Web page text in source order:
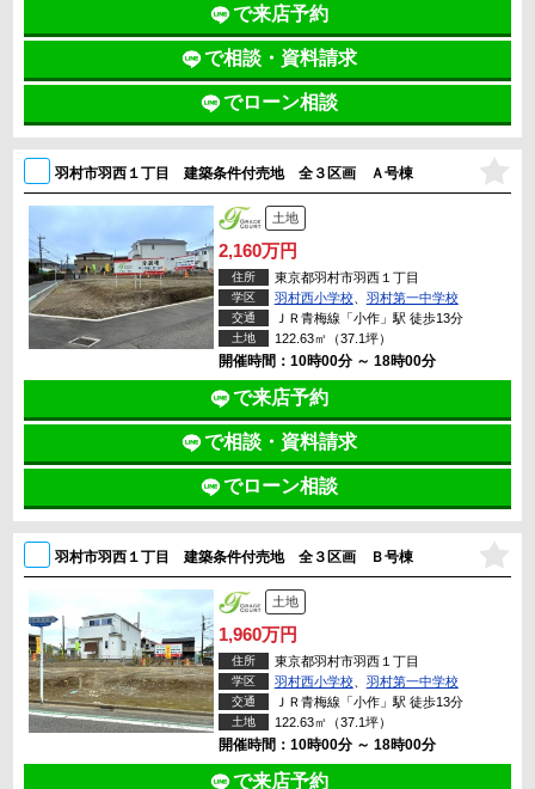
で来店予約
で相談・資料請求
でローン相談
羽村市羽西１丁目 建築条件付売地 全３区画 Ａ号棟
土地
2,160万円
住所 東京都羽村市羽西１丁目
学区 羽村西小学校、 羽村第一中学校
交通 ＪＲ青梅線「小作」駅 徒歩13分
土地 122.63㎡（37.1坪）
開催時間：10時00分 ～ 18時00分
で来店予約
で相談・資料請求
でローン相談
羽村市羽西１丁目 建築条件付売地 全３区画 Ｂ号棟
土地
1,960万円
住所 東京都羽村市羽西１丁目
学区 羽村西小学校、 羽村第一中学校
交通 ＪＲ青梅線「小作」駅 徒歩13分
土地 122.63㎡（37.1坪）
開催時間：10時00分 ～ 18時00分
で来店予約